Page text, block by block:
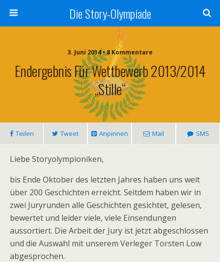
Die Story-Olympiade
3. Juni 2014 • 8 Kommentare
Endergebnis Für Wettbewerb 2013/2014
„Stille“
Teilen Tweet Anpinnen Mail SMS
Liebe Storyolympioniken,
bis Ende Oktober des letzten Jahres haben uns weit
über 200 Geschichten erreicht. Seitdem haben wir in
zwei Juryrunden alle Geschichten gesichtet, gelesen,
bewertet und leider viele, viele Einsendungen
aussortiert. Die Arbeit der Jury ist jetzt abgeschlossen
und die Auswahl mit unserem Verleger Torsten Low
abgesprochen.